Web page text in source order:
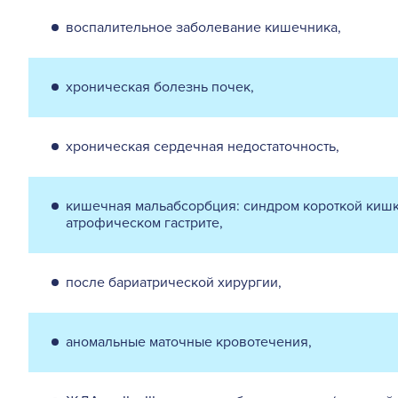
воспалительное заболевание кишечника,
хроническая болезнь почек,
хроническая сердечная недостаточность,
кишечная мальабсорбция: синдром короткой
атрофическом гастрите,
после бариатрической хирургии,
аномальные маточные кровотечения,